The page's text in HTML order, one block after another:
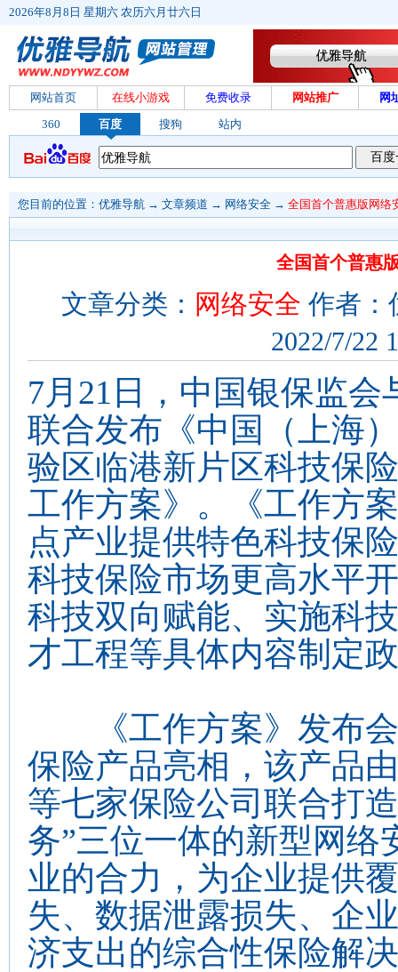
2026年8月8日 星期六 农历六月廿六日
网站首页 在线小游戏 免费收录 网站推广
网
360
百度 搜狗 站内
您目前的位置： 优雅导航 → 文章频道 → 网络安全 → 全国首个普惠版网络
全国首个普惠
文章分类： 网络安全 作者：
2022/7/22
7月21日，中国银保监会
联合发布《中国（上海
验区临港新片区科技保
工作方案》。《工作方
点产业提供特色科技保
科技保险市场更高水平
科技双向赋能、实施科
才工程等具体内容制定
《工作方案》发布会
保险产品亮相，该产品
等七家保险公司联合打
务”三位一体的新型网
业的合力，为企业提供
失、数据泄露损失、企
济支出的综合性保险解